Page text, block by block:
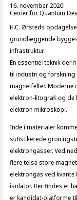
16. november 2020
Center for Quantum
H.C. Ørsteds
grundlæggende
infrastruktur.
En essentiel teknik der
til industri og forskning
magnetfelter. Moderne
elektron-litografi og de
elektron mikroskopi.
Inde i materialer
sufistikerede
elektrongasser. Ved
flere telsa store
elektrongas ved
isolator. Her findes et
er kandidat-platforme